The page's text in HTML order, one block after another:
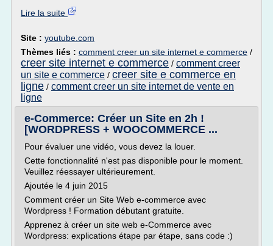
Lire la suite
Site : youtube.com
Thèmes liés : comment creer un site internet e commerce /
creer site internet e commerce / comment creer
un site e commerce / creer site e commerce en
ligne / comment creer un site internet de vente en
ligne
e-Commerce: Créer un Site en 2h !
[WORDPRESS + WOOCOMMERCE ...
Pour évaluer une vidéo, vous devez la louer.
Cette fonctionnalité n'est pas disponible pour le moment.
Veuillez réessayer ultérieurement.
Ajoutée le 4 juin 2015
Comment créer un Site Web e-commerce avec
Wordpress ! Formation débutant gratuite.
Apprenez à créer un site web e-Commerce avec
Wordpress: explications étape par étape, sans code :)